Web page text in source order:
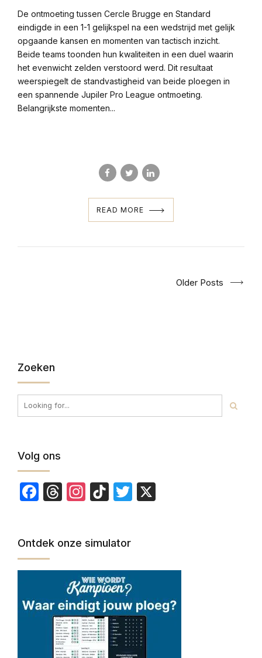
De ontmoeting tussen Cercle Brugge en Standard
eindigde in een 1-1 gelijkspel na een wedstrijd met gelijk
opgaande kansen en momenten van tactisch inzicht.
Beide teams toonden hun kwaliteiten in een duel waarin
het evenwicht zelden verstoord werd. Dit resultaat
weerspiegelt de standvastigheid van beide ploegen in
een spannende Jupiler Pro League ontmoeting.
Belangrijkste momenten...
READ MORE
Older Posts
Zoeken
Volg ons
Facebook
Threads
Instagram
TikTokTwitter
Ontdek onze simulator